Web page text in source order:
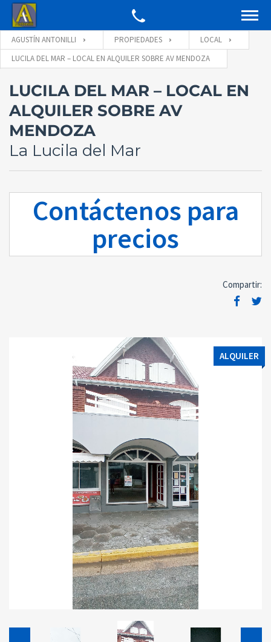
AGUSTÍN ANTONILLI PROPIEDADES
LOCAL
LUCILA DEL MAR – LOCAL EN ALQUILER SOBRE AV MENDOZA
LUCILA DEL MAR – LOCAL EN
ALQUILER SOBRE AV
MENDOZA
La Lucila del Mar
Contáctenos para
precios
Compartir:
ALQUILER